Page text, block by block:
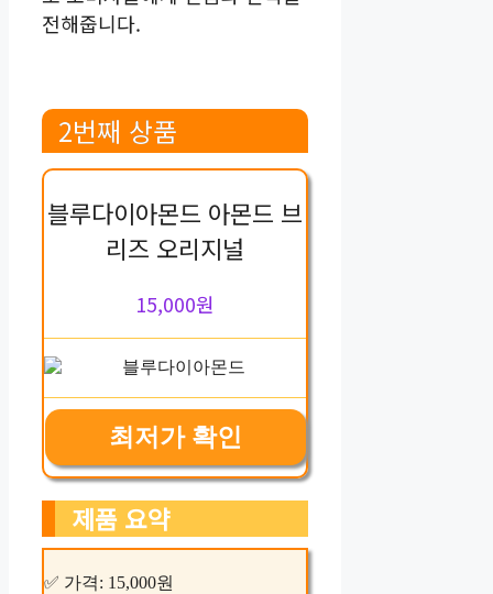
전해줍니다.
2번째 상품
블루다이아몬드 아몬드 브
리즈 오리지널
15,000원
최저가 확인
제품 요약
✅ 가격: 15,000원